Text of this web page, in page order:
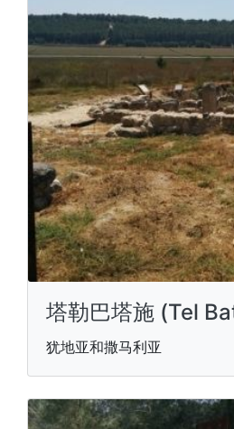
塔勒巴塔施 (Tel
犹地亚和撒马利亚